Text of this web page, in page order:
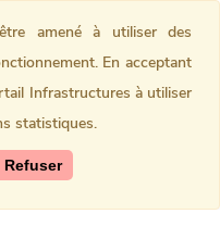
amené à utiliser des
En acceptant
Infrastructures à utiliser
statistiques.
Refuser